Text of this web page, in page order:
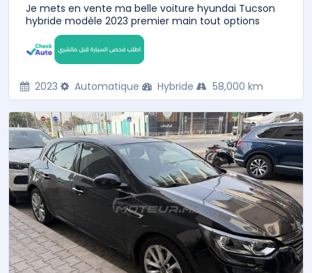
Je mets en vente ma belle voiture hyundai Tucson
hybride modèle 2023 premier main tout options
2023 Automatique Hybride 58,000 km